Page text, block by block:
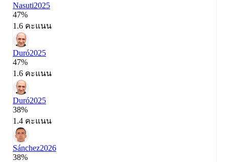
Nasuti2025
47%
1.6 คะแนน
Duró2025
47%
1.6 คะแนน
Duró2025
38%
1.4 คะแนน
Sánchez2026
38%